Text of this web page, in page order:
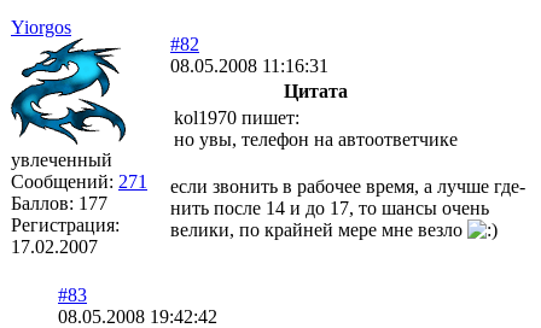
Yiorgos
увлеченный
Сообщений: 271
Баллов: 177
Регистрация:
17.02.2007
#82
08.05.2008 11:16:31
Цитата
kol1970 пишет:
но увы, телефон на автоответчике
если звонить в рабочее время, а лучше где-
нить после 14 и до 17, то шансы очень
велики, по крайней мере мне везло
#83
08.05.2008 19:42:42